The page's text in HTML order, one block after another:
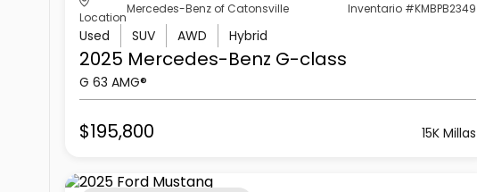
Location
Mercedes-Benz of Catonsville Inventario #KMBPB2349
Used SUV AWD Hybrid
2025 Mercedes-Benz G-class
G 63 AMG®
$195,800 15K Millas